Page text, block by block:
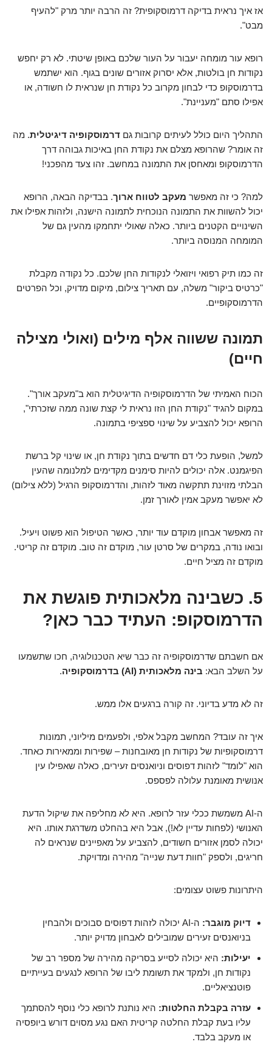
אז איך נראית בדיקה דרמוסקופית? זה הרבה יותר מרק "להעיף
מבט".
רופא עור מומחה יעבור על העור שלכם באופן שיטתי. לא רק יחפש
נקודות חן בולטות, אלא יסרוק אזורים שונים בגוף. הוא ישתמש
בדרמוסקופ כדי לבחון מקרוב כל נקודת חן שנראית לו חשודה, או
אפילו סתם "מעניינת".
התהליך היום כולל לעיתים קרובות גם דרמוסקופיה דיגיטלית. מה
זה אומר? שהרופא מצלם את נקודת החן באיכות גבוהה דרך
הדרמוסקופ ומאחסן את התמונה במחשב. זהו צעד מהפכני!
למה? כי זה מאפשר מעקב לטווח ארוך. בבדיקה הבאה, הרופא
יכול להשוות את התמונה הנוכחית לתמונה הישנה, ולזהות אפילו את
השינויים הקטנים ביותר. כאלה שאולי יתחמקו מהעין גם של
המומחה המנוסה ביותר.
זה כמו תיק רפואי ויזואלי לנקודות החן שלכם. כל נקודה מקבלת
"כרטיס ביקור" משלה, עם תאריך צילום, מיקום מדויק, וכל הפרטים
הדרמוסקופיים.
תמונה ששווה אלף מילים (ואולי מצילה
חיים)
הכוח האמיתי של הדרמוסקופיה הדיגיטלית הוא ב"מעקב אורך".
במקום להגיד "נקודת החן הזו נראית לי קצת שונה ממה שזכרתי",
הרופא יכול להצביע על שינוי ספציפי בתמונה.
למשל, הופעת כלי דם חדשים בתוך נקודת חן, או שינוי קל ברשת
הפיגמנט. אלה יכולים להיות סימנים מקדימים למלנומה שהעין
הבלתי מזוינת תתקשה מאוד לזהות, והדרמוסקופ הרגיל (ללא צילום)
לא יאפשר מעקב אמין לאורך זמן.
זה מאפשר אבחון מוקדם עוד יותר, כאשר הטיפול הוא פשוט ויעיל.
ובואו נודה, במקרים של סרטן עור, מוקדם זה טוב. מוקדם זה קריטי.
מוקדם זה מציל חיים.
5. כשבינה מלאכותית פוגשת את
הדרמוסקופ: העתיד כבר כאן?
אם חשבתם שדרמוסקופיה זה כבר שיא הטכנולוגיה, חכו שתשמעו
על השלב הבא: בינה מלאכותית (AI) בדרמוסקופיה .
זה לא מדע בדיוני. זה קורה ברגעים אלו ממש.
איך זה עובד? המחשב מקבל אלפי, ולפעמים מיליוני, תמונות
דרמוסקופיות של נקודות חן מאובחנות – שפירות וממאירות כאחד.
הוא "לומד" לזהות דפוסים וניואנסים זעירים, כאלה שאפילו עין
אנושית מאומנת עלולה לפספס.
ה-AI משמשת ככלי עזר לרופא. היא לא מחליפה את שיקול הדעת
האנושי (לפחות עדיין לא!), אבל היא בהחלט משדרגת אותו. היא
יכולה לסמן אזורים חשודים, להצביע על מאפיינים שנראים לה
חריגים, ולספק "חוות דעת שנייה" מהירה ומדויקת.
היתרונות פשוט עצומים:
דיוק מוגבר:
ה-AI יכולה לזהות דפוסים סבוכים ולהבחין
בניואנסים זעירים שמובילים לאבחון מדויק יותר.
יעילות: היא יכולה לסייע בסריקה מהירה של מספר רב של
נקודות חן, ולמקד את תשומת ליבו של הרופא לנגעים בעייתיים
פוטנציאליים.
עזרה בקבלת החלטות: היא נותנת לרופא כלי נוסף להסתמך
עליו בעת קבלת החלטה קריטית האם נגע מסוים דורש ביופסיה
או מעקב בלבד.